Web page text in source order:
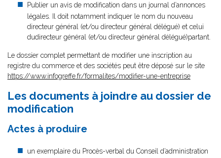
Publier un avis de modification dans un journal d’annonces
légales. Il doit notamment indiquer le nom du nouveau
directeur général (et/ou directeur général délégué) et celui
dudirecteur général (et/ou directeur général délégué)partant.
Le dossier complet permettant de modifier une inscription au
registre du commerce et des sociétés peut être déposé sur le site
https://www.infogreffe.fr/formalites/modifier-une-entreprise
Les documents à joindre au dossier de
modification
Actes à produire
un exemplaire du Procès-verbal du Conseil d’administration